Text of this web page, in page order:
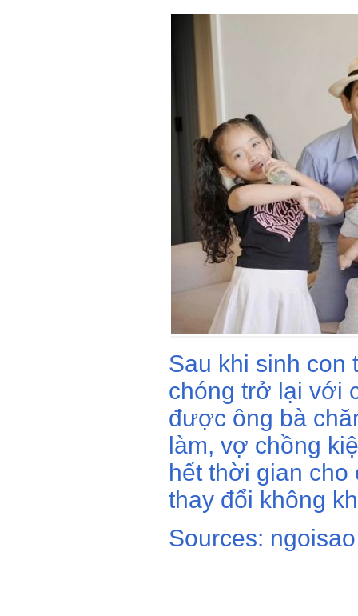
Sau khi sinh con
chóng trở lại với
được ông bà
làm, vợ chồng
hết thời gian
thay đổi không
Sources: ngoisao